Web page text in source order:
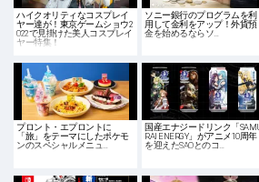
ハイクオリティなコスプレイ
ヤー達が！東京ゲームショウ2
022で見掛けた美人コスプレイ
ソニー銀行のプログラムを利
用して金利をアップ！外貨預
プロント・エプロントに
「旅」をテーマにしたポケモ
国産エナジードリンク「SAMU
RAI ENERGY」がアニメ10周年